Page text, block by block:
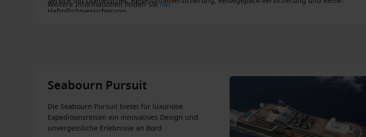
Haftpflichtversicherung.
Weitere Informationen finden Siehier.
Seabourn Pursuit
Die Seabourn Pursuit bietet für luxuriöse
Expeditionsreisen ein innovatives Design und
unvergessliche Erlebnisse an Bord.